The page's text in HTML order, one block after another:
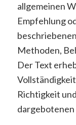
allgemeinen
Empfehlung
Methoden,
Der Text
Richtigkeit